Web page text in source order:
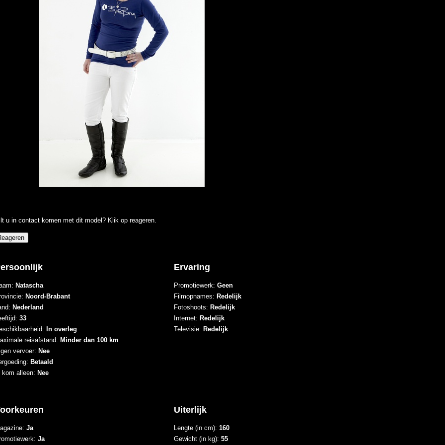
u in contact komen met dit model? Klik op reageren.
Natascha
Noord-Brabant
Nederland
33
In overleg
reisafstand: Minder dan 100 km
vervoer: Nee
Betaald
kom alleen: Nee
Ervaring
Promotiewerk: Geen
Filmopnames: Redelijk
Fotoshoots: Redelijk
Internet: Redelijk
Televisie: Redelijk
Ja
Ja
Uiterlijk
Lengte (in cm): 160
Gewicht (in kg): 55